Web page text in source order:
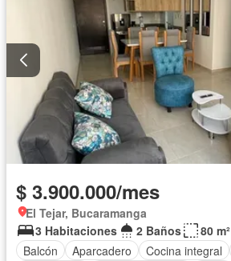
$ 3.900.000/mes
El Tejar, Bucaramanga
3 Habitaciones
2 Baños
80 m²
Balcón
Aparcadero Cocina integral